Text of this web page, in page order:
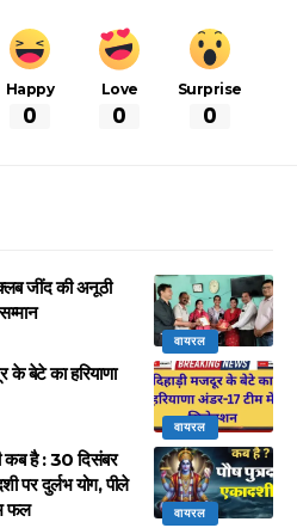
Happy
0
Love
0
Surprise
0
वायरल
जींद की अनूठी
वायरल
बेटे का हरियाणा
वायरल
है : 30 दिसंबर
पर दुर्लभ योग, पीले
फल